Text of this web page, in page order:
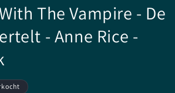
The Vampire - De
- Anne Rice -